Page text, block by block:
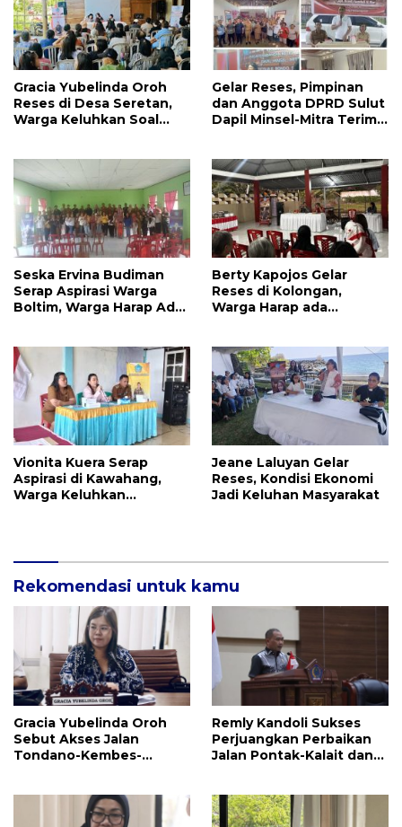
Gracia Yubelinda Oroh
Reses di Desa Seretan,
Warga Keluhkan Soal
Gelar Reses, Pimpinan
dan Anggota DPRD Sulut
Dapil Minsel-Mitra Terima
Seska Ervina Budiman
Serap Aspirasi Warga
Boltim, Warga Harap Ada
Berty Kapojos Gelar
Reses di Kolongan,
Warga Harap ada
Vionita Kuera Serap
Aspirasi di Kawahang,
Warga Keluhkan
Jeane Laluyan Gelar
Reses, Kondisi Ekonomi
Jadi Keluhan Masyarakat
Rekomendasi untuk kamu
Gracia Yubelinda Oroh
Sebut Akses Jalan
Tondano-Kembes-
Remly Kandoli Sukses
Perjuangkan Perbaikan
Jalan Pontak-Kalait dan